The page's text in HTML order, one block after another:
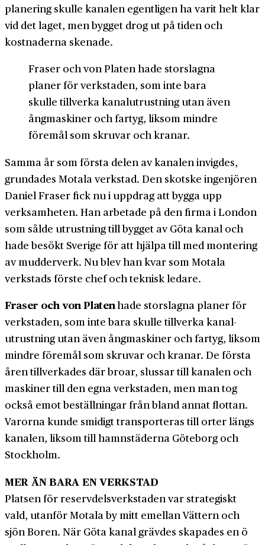
planering skulle kanalen egentligen ha varit helt klar
vid det laget, men bygget drog ut på tiden och
kostnaderna skenade.
Fraser och von Platen hade storslagna
planer för verkstaden, som inte bara
skulle tillverka kanal­utrustning utan även
ång­maskiner och fartyg, liksom mindre
föremål som skruvar och kranar.
Samma år som första delen av kanalen invigdes,
grundades Motala verkstad. Den skotske ingenjören
Daniel Fraser fick nu i uppdrag att bygga upp
verksamheten. Han arbetade på den firma i London
som sålde utrustning till bygget av Göta kanal och
hade besökt Sverige för att hjälpa till med montering
av mudder­verk. Nu blev han kvar som Motala
verkstads förste chef och teknisk ledare.
Fraser och von Platenhade storslagna planer för
verkstaden, som inte bara skulle tillverka kanal­
utrustning utan även ång­maskiner och fartyg, liksom
mindre föremål som skruvar och kranar. De första
åren tillverkades där broar, slussar till kanalen och
maskiner till den egna verkstaden, men man tog
också emot beställningar från bland annat flottan.
Varorna kunde smidigt transporteras till orter längs
kanalen, liksom till hamn­städerna Göteborg och
Stockholm.
MER ÄN BARA EN VERKSTAD
Platsen för reservdelsverkstaden var strategiskt
vald, utanför Motala by mitt emellan Vättern och
sjön Boren. När Göta kanal grävdes skapades en ö